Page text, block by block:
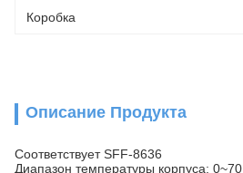
Коробка
Описание Продукта
Соответствует SFF-8636
Диапазон температуры корпуса: 0~70